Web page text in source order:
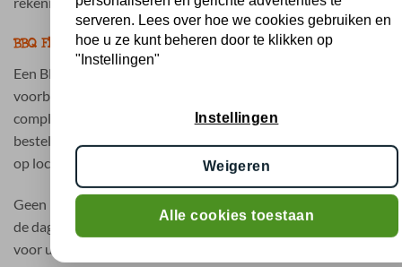
BBQ Flevoland bestellen zonder zorgen
Een BBQ organiseren in Flevoland hoeft geen tijdrovende
voorbereiding te zijn. Met BBQ Holland kiest u voor
complete BBQ pakketten waarbij alles vooraf geregeld is. U
bestelt eenvoudig online en ontvangt uw bestelling gekoeld
op locatie.
Geen losse inkopen, geen onduidelijkheden en geen stress op
de dag zelf. Gewoon een complete BBQ die goed geregeld is
voor u en uw gasten.
serveren. Lees over hoe we cookies gebruiken en
hoe u ze kunt beheren door te klikken op
"Instellingen"
Instellingen
Weigeren
Alle cookies toestaan